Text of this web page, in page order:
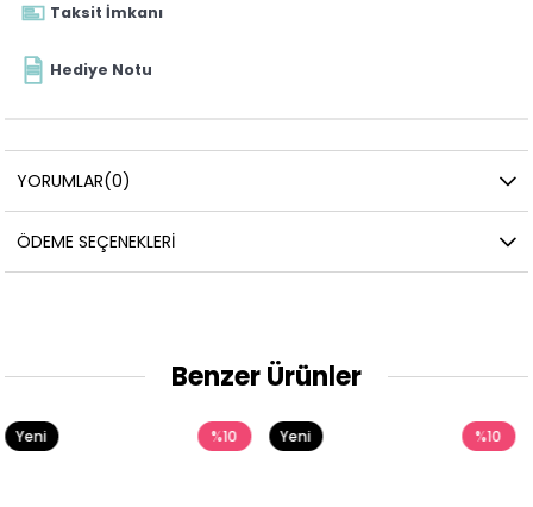
Taksit İmkanı
Hediye Notu
YORUMLAR(0)
ÖDEME SEÇENEKLERI
Benzer Ürünler
%10